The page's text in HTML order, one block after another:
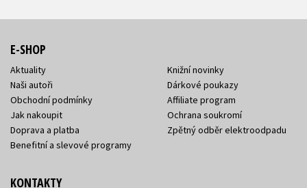
E-SHOP
Aktuality
Naši autoři
Obchodní podmínky
Jak nakoupit
Doprava a platba
Benefitní a slevové programy
Knižní novinky
Dárkové poukazy
Affiliate program
Ochrana soukromí
Zpětný odběr elektroodpadu
KONTAKTY